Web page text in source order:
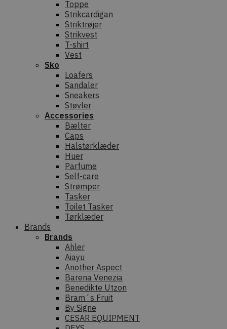
Toppe
Strikcardigan
Striktrøjer
Strikvest
T-shirt
Vest
Sko
Loafers
Sandaler
Sneakers
Støvler
Accessories
Bælter
Caps
Halstørklæder
Huer
Parfume
Self-care
Strømper
Tasker
Toilet Tasker
Tørklæder
Brands
Brands
Ahler
Aiayu
Another Aspect
Barena Venezia
Benedikte Utzon
Bram´s Fruit
By Signe
CESAR EQUIPMENT